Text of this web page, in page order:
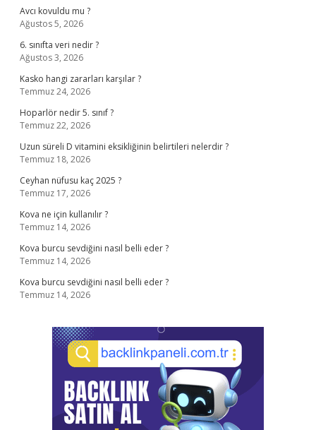
Avcı kovuldu mu ?
Ağustos 5, 2026
6. sınıfta veri nedir ?
Ağustos 3, 2026
Kasko hangi zararları karşılar ?
Temmuz 24, 2026
Hoparlör nedir 5. sınıf ?
Temmuz 22, 2026
Uzun süreli D vitamini eksikliğinin belirtileri nelerdir ?
Temmuz 18, 2026
Ceyhan nüfusu kaç 2025 ?
Temmuz 17, 2026
Kova ne için kullanılır ?
Temmuz 14, 2026
Kova burcu sevdiğini nasıl belli eder ?
Temmuz 14, 2026
Kova burcu sevdiğini nasıl belli eder ?
Temmuz 14, 2026